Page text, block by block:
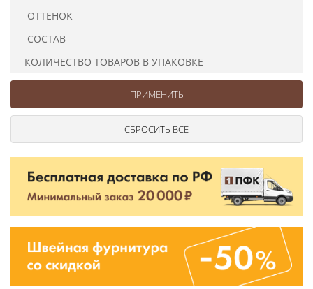
ОТТЕНОК
СОСТАВ
КОЛИЧЕСТВО ТОВАРОВ В УПАКОВКЕ
Элементы декора
Сумочная фурнитура